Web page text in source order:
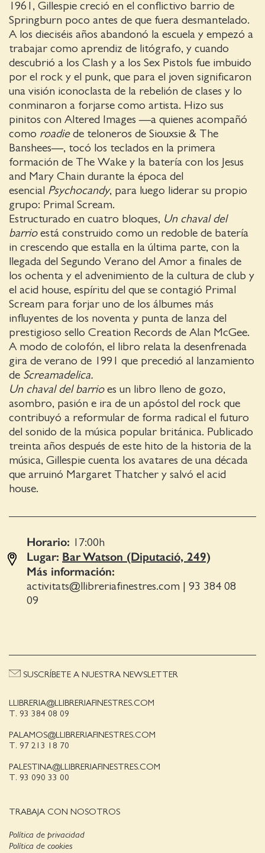
1961, Gillespie creció en el conflictivo barrio de
Springburn poco antes de que fuera desmantelado.
A los dieciséis años abandonó la escuela y empezó a
trabajar como aprendiz de litógrafo, y cuando
descubrió a los Clash y a los Sex Pistols fue imbuido
por el rock y el punk, que para el joven significaron
una visión iconoclasta de la rebelión de clases y lo
conminaron a forjarse como artista. Hizo sus
pinitos con Altered Images —a quienes acompañó
como roadiede teloneros de Siouxsie & The
Banshees—, tocó los teclados en la primera
formación de The Wake y la batería con los Jesus
and Mary Chain durante la época del
esencial Psychocandy, para luego liderar su propio
grupo: Primal Scream.
Estructurado en cuatro bloques, Un chaval del
barrioestá construido como un redoble de batería
in crescendo que estalla en la última parte, con la
llegada del Segundo Verano del Amor a finales de
los ochenta y el advenimiento de la cultura de club y
el acid house, espíritu del que se contagió Primal
Scream para forjar uno de los álbumes más
influyentes de los noventa y punta de lanza del
prestigioso sello Creation Records de Alan McGee.
A modo de colofón, el libro relata la desenfrenada
gira de verano de 1991 que precedió al lanzamiento
de Screamadelica.
Un chaval del barrioes un libro lleno de gozo,
asombro, pasión e ira de un apóstol del rock que
contribuyó a reformular de forma radical el futuro
del sonido de la música popular británica. Publicado
treinta años después de este hito de la historia de la
música, Gillespie cuenta los avatares de una década
que arruinó Margaret Thatcher y salvó el acid
house.
Horario: 17:00h
Lugar: Bar Watson (Diputació, 249)
Más información:
activitats@llibreriafinestres.com | 93 384 08
09
LLIBRERIA@LLIBRERIAFINESTRES.COM
T. 93 384 08 09
PALAMOS@LLIBRERIAFINESTRES.COM
T. 97 213 18 70
PALESTINA@LLIBRERIAFINESTRES.COM
T. 93 090 33 00
TRABAJA CON NOSOTROS
SUSCRÍBETE A NUESTRA NEWSLETTER
Política de privacidad
Política de cookies